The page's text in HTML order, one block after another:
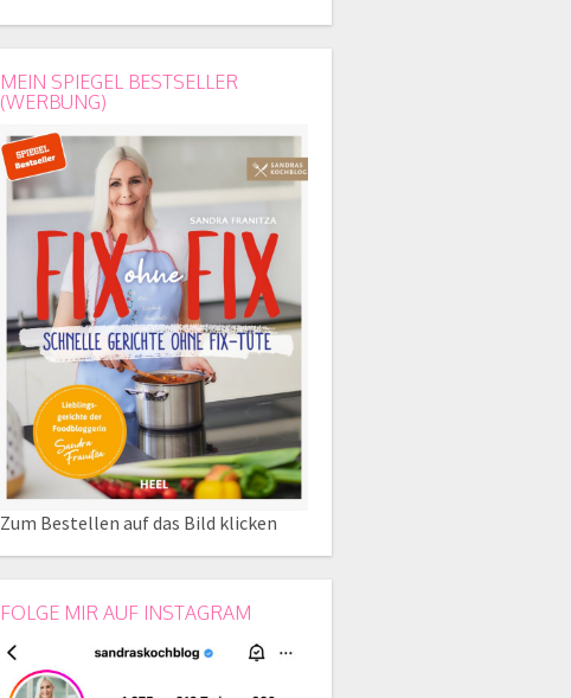
MEIN SPIEGEL BESTSELLER
(WERBUNG)
Zum Bestellen auf das Bild klicken
FOLGE MIR AUF INSTAGRAM